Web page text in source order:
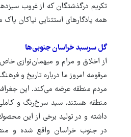
تکریم درگذشتگان که از غروب
همه یادگارهای استثنایی نیاکان پاک
گل سرسبد خراسان جنوبی‌ها
از اخلاق و مرام و میهمان‌نوازی
مرقومه امروز ما درباره تاریخ و
مردم منطقه عرضه می‌کند. این
منطقه هستند، سبد سرخ‌رنگ و
داشته و در تولید برخی از این
در جنوب خراسان واقع شده و
مقاومت، آمریکا را
درمانده کرد